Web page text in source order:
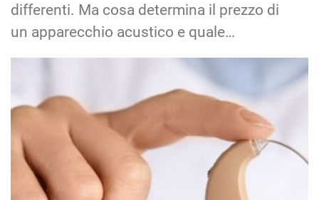
differenti. Ma cosa determina il prezzo di
un apparecchio acustico e quale…